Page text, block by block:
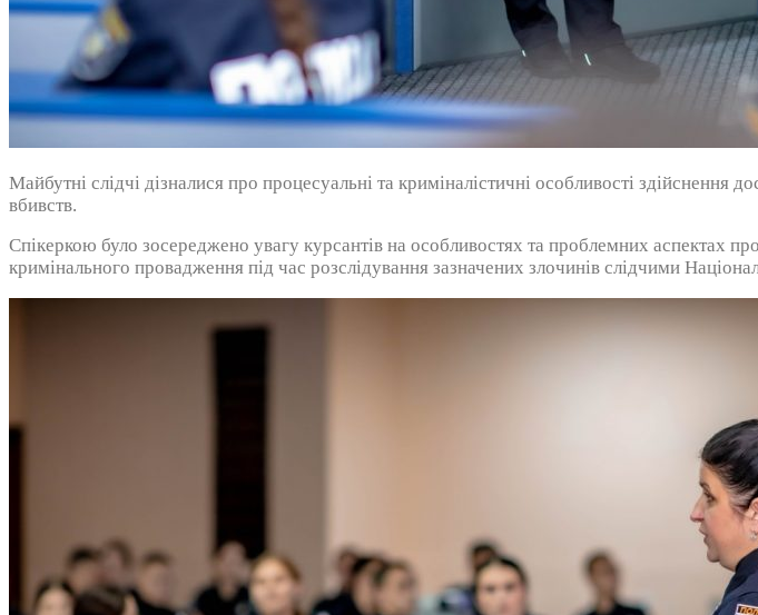
Майбутні слідчі дізналися про процесуальні та криміналістичні особливості
вбивств.
Спікеркою було зосереджено увагу курсантів на особливостях та проблемних аспектах
кримінального провадження під час розслідування зазначених злочинів слідчими